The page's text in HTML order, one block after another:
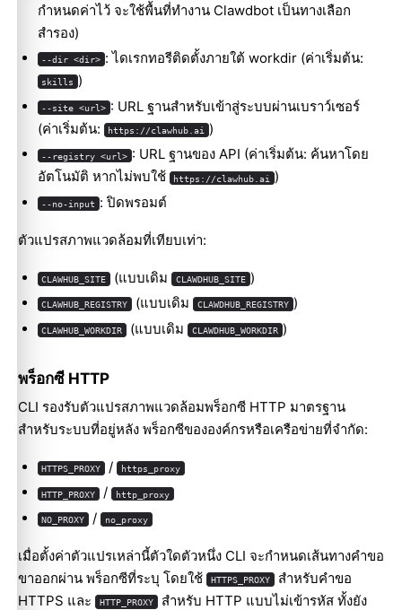
กำหนดค่าไว้ จะใช้พื้นที่ทำงาน Clawdbot เป็นทางเลือก
สำรอง)
--dir <dir> : ไดเรกทอรีติดตั้งภายใต้ workdir (ค่าเริ่มต้น:
skills )
--site <url> : URL ฐานสำหรับเข้าสู่ระบบผ่านเบราว์เซอร์
(ค่าเริ่มต้น:
https://clawhub.ai )
--registry <url> : URL ฐานของ API (ค่าเริ่มต้น: ค้นหาโดย
อัตโนมัติ หากไม่พบใช้
https://clawhub.ai )
--no-input : ปิดพรอมต์
ตัวแปรสภาพแวดล้อมที่เทียบเท่า:
CLAWHUB_SITE (แบบเดิม CLAWDHUB_SITE )
CLAWHUB_REGISTRY (แบบเดิม CLAWDHUB_REGISTRY )
CLAWHUB_WORKDIR (แบบเดิม CLAWDHUB_WORKDIR )
พร็อกซี HTTP
CLI รองรับตัวแปรสภาพแวดล้อมพร็อกซี HTTP มาตรฐาน
สำหรับระบบที่อยู่หลัง พร็อกซีขององค์กรหรือเครือข่ายที่จำกัด:
HTTPS_PROXY / https_proxy
HTTP_PROXY / http_proxy
NO_PROXY / no_proxy
เมื่อตั้งค่าตัวแปรเหล่านี้ตัวใดตัวหนึ่ง CLI จะกำหนดเส้นทางคำขอ
ขาออกผ่าน พร็อกซีที่ระบุ โดยใช้
HTTPS_PROXY สำหรับคำขอ
HTTPS และ
HTTP_PROXY สำหรับ HTTP แบบไม่เข้ารหัส ทั้งยัง
skill publish <path>
scan --slug <slug>
scan download <name>
undelete <skill>
hide <skill>